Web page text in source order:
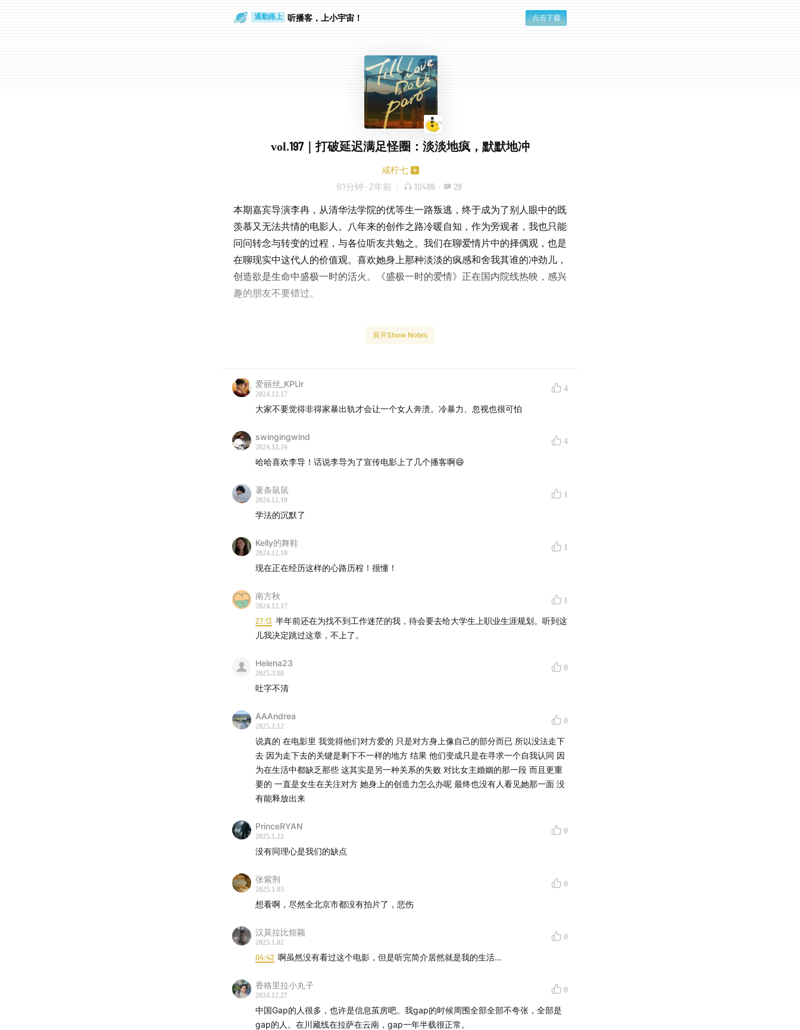
通勤路上 听播客，上小宇宙！ 点击下载
vol.197｜打破延迟满足怪圈：淡淡地疯，默默地冲
咸柠七
61分钟 · 2年前 10486 · 29
本期嘉宾导演李冉，从清华法学院的优等生一路叛逃，终于成为了别人眼中的既
羡慕又无法共情的电影人。八年来的创作之路冷暖自知，作为旁观者，我也只能
问问转念与转变的过程，与各位听友共勉之。我们在聊爱情片中的择偶观，也是
在聊现实中这代人的价值观。喜欢她身上那种淡淡的疯感和舍我其谁的冲劲儿，
创造欲是生命中盛极一时的活火。《盛极一时的爱情》正在国内院线热映，感兴
趣的朋友不要错过。
青年导演，代表作《盛极一时的爱情》
小野酱
播客食野之评主播、写作者
【你将会听到】
03:05 放弃法律职业走上拍电影的“不归路”
现实选择中没有爽文剧本
10:15 实现电影梦的路上踩遍了坑
欧洲年轻人为啥能一边打工一边追梦
转变价值观是人生中最痛苦的时刻
留学的孩子无法忠于自我
25:20 渴望源于价值观，欲望归于确定性
在城市规划中守卫生活
延迟满足诅咒：为了更成功压抑自己
戏剧中即兴的疯感电影无法复刻
37:20 好的艺术是背对观众去创作
为什么影视剧中都是双洁
45:15 女性主义不止一种模板
52:30 对比《坠落的审判》与《某种物质》
制作 曹福楼
展开Show Notes
爱丽丝_KPUr
2024.12.17
4
大家不要觉得非得家暴出轨才会让一个女人奔溃。冷暴力、忽视也很可怕
swingingwind
2024.12.16
4
哈哈喜欢李导！话说李导为了宣传电影上了几个播客啊😄
薯条鼠鼠
2024.12.19
1
学法的沉默了
Kelly的舞鞋
2024.12.18
1
现在正在经历这样的心路历程！很懂！
南方秋
2024.12.17
1
27:13 半年前还在为找不到工作迷茫的我，待会要去给大学生上职业生涯规划。听到这
儿我决定跳过这章，不上了。
Helena23
2025.3.08
0
吐字不清
AAAndrea
2025.2.12
0
说真的 在电影里 我觉得他们对方爱的 只是对方身上像自己的部分而已 所以没法走下
去 因为走下去的关键是剩下不一样的地方 结果 他们变成只是在寻求一个自我认同 因
为在生活中都缺乏那些 这其实是另一种关系的失败 对比女主婚姻的那一段 而且更重
要的 一直是女生在关注对方 她身上的创造力怎么办呢 最终也没有人看见她那一面 没
有能释放出来
PrinceRYAN
2025.1.22
0
没有同理心是我们的缺点
张紫荆
2025.1.03
0
想看啊，尽然全北京市都没有拍片了，悲伤
汉莫拉比烦颖
2025.1.02
0
04:42 啊虽然没有看过这个电影，但是听完简介居然就是我的生活…
香格里拉小丸子
2024.12.27
0
中国Gap的人很多，也许是信息茧房吧。我gap的时候周围全部全部不夸张，全部是
gap的人。在川藏线在拉萨在云南，gap一年半载很正常。